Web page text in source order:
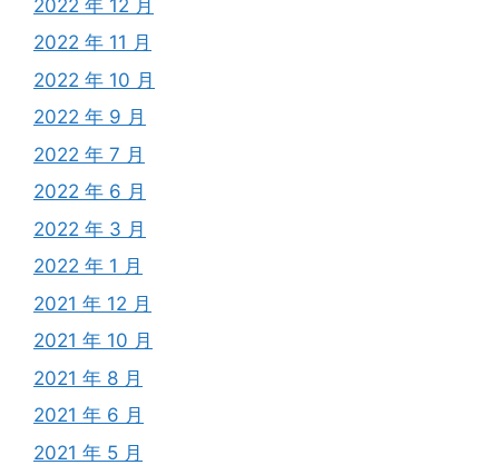
2022 年 12 月
2022 年 11 月
2022 年 10 月
2022 年 9 月
2022 年 7 月
2022 年 6 月
2022 年 3 月
2022 年 1 月
2021 年 12 月
2021 年 10 月
2021 年 8 月
2021 年 6 月
2021 年 5 月